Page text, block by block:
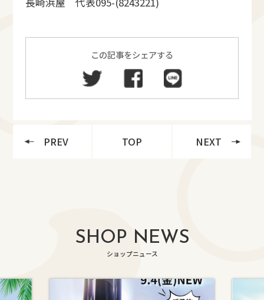
この記事をシェアする
PREV TOP NEXT
SHOP NEWS
ショップニュース